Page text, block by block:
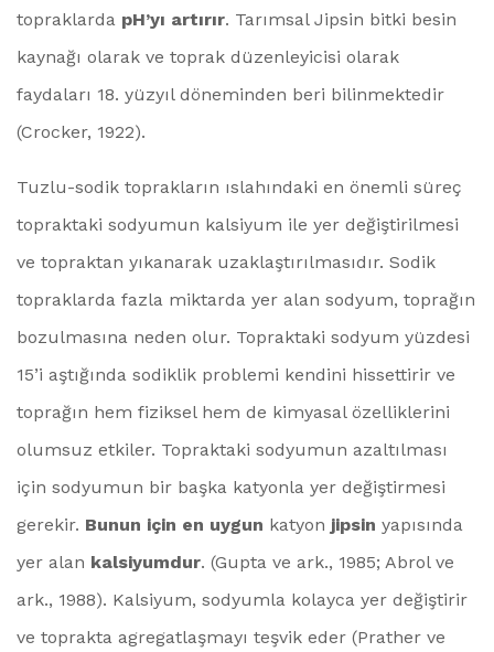
topraklarda pH’yı artırır. Tarımsal Jipsin bitki besin
kaynağı olarak ve toprak düzenleyicisi olarak
faydaları 18. yüzyıl döneminden beri bilinmektedir
(Crocker, 1922).
Tuzlu-sodik toprakların ıslahındaki en önemli süreç
topraktaki sodyumun kalsiyum ile yer değiştirilmesi
ve topraktan yıkanarak uzaklaştırılmasıdır. Sodik
topraklarda fazla miktarda yer alan sodyum, toprağın
bozulmasına neden olur. Topraktaki sodyum yüzdesi
15’i aştığında sodiklik problemi kendini hissettirir ve
toprağın hem fiziksel hem de kimyasal özelliklerini
olumsuz etkiler. Topraktaki sodyumun azaltılması
için sodyumun bir başka katyonla yer değiştirmesi
gerekir. Bunun için en uygun katyon jipsin yapısında
yer alan kalsiyumdur. (Gupta ve ark., 1985; Abrol ve
ark., 1988). Kalsiyum, sodyumla kolayca yer değiştirir
ve toprakta agregatlaşmayı teşvik eder (Prather ve